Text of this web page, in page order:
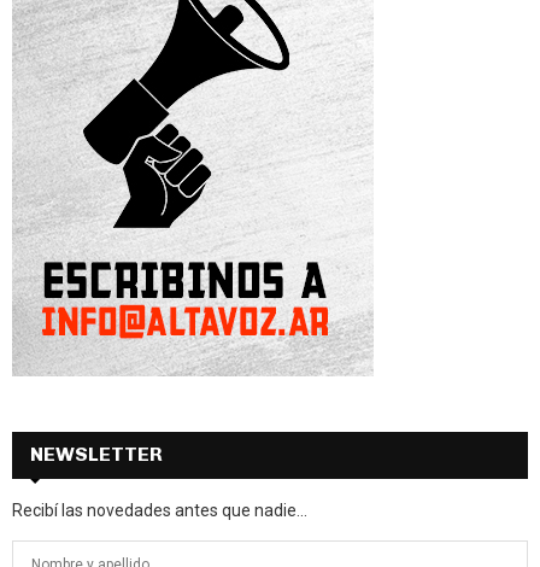
NEWSLETTER
Recibí las novedades antes que nadie...